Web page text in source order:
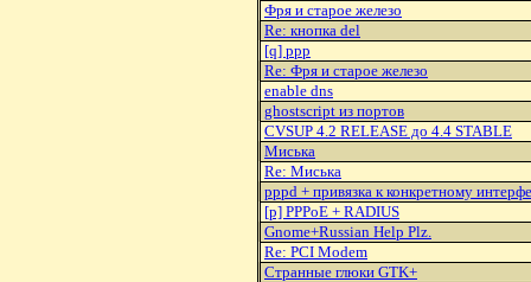
Фря и старое железо
Re: кнопка del
[q] ppp
Re: Фря и старое железо
enable dns
ghostscript из портов
CVSUP 4.2 RELEASE до 4.4 STABLE
Миська
Re: Миська
pppd + привязка к конкретному
[p] PPPoE + RADIUS
Gnome+Russian Help Plz.
Re: PCI Modem
Странные глюки GTK+